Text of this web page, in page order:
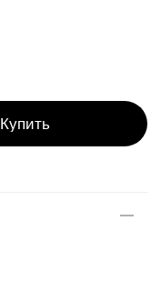
Купить